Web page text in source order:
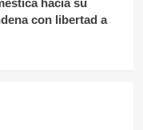
hacia su
con libertad a